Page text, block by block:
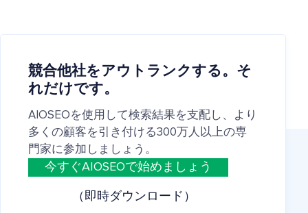
競合他社をアウトランクする。そ
れだけです。
AIOSEOを使用して検索結果を支配し、より
多くの顧客を引き付ける300万人以上の専
門家に参加しましょう。
今すぐAIOSEOで始めましょう
（即時ダウンロード）